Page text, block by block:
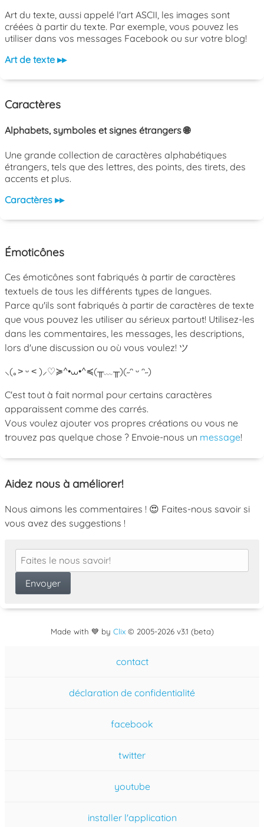
Art du texte, aussi appelé l'art ASCII, les images sont
créées à partir du texte. Par exemple, vous pouvez les
utiliser dans vos messages Facebook ou sur votre blog!
Art de texte ▸▸
Caractères
Alphabets, symboles et signes étrangers 🌐
Une grande collection de caractères alphabétiques
étrangers, tels que des lettres, des points, des tirets, des
accents et plus.
Caractères ▸▸
Émoticônes
Ces émoticônes sont fabriqués à partir de caractères
textuels de tous les différents types de langues.
Parce qu'ils sont fabriqués à partir de caractères de texte
que vous pouvez les utiliser au sérieux partout! Utilisez-les
dans les commentaires, les messages, les descriptions,
lors d'une discussion ou où vous voulez! ツ
⸜(｡˃ ᵕ ˂ )⸝♡≽^•⩊•^≼(╥﹏╥)(˶ᵔ ᵕ ᵔ˶)
C'est tout à fait normal pour certains caractères
apparaissent comme des carrés.
Vous voulez ajouter vos propres créations ou vous ne
trouvez pas quelque chose ? Envoie-nous un message!
Aidez nous à améliorer!
Nous aimons les commentaires ! 😍 Faites-nous savoir si
vous avez des suggestions !
Made with 💙 by Clix© 2005-2026 v3.1 (beta)
contact
déclaration de confidentialité
facebook
twitter
youtube
installer l'application